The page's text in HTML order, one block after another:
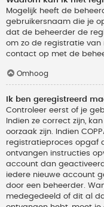
Mogelijk heeft de
gebruikersnaam die je
dat de beheerder de
om zo de registratie van
contact op met de
Omhoog
Ik ben geregistreerd
Controleer eerst of je
Indien ze correct zijn,
oorzaak zijn. Indien
registratieproces opgaf
ontvangen instructies
account dan
iedere nieuwe account
door een beheerder.
medegedeeld of dit al